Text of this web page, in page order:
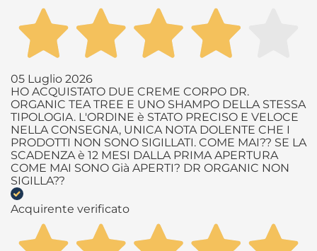
05 Luglio 2026
HO ACQUISTATO DUE CREME CORPO DR.
ORGANIC TEA TREE E UNO SHAMPO DELLA STESSA
TIPOLOGIA. L'ORDINE è STATO PRECISO E VELOCE
NELLA CONSEGNA, UNICA NOTA DOLENTE CHE I
PRODOTTI NON SONO SIGILLATI. COME MAI?? SE LA
SCADENZA è 12 MESI DALLA PRIMA APERTURA
COME MAI SONO Già APERTI? DR ORGANIC NON
SIGILLA??
Acquirente verificato